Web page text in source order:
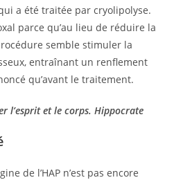
a été traitée par cryolipolyse.
parce qu’au lieu de réduire la
semble stimuler la
entraînant un renflement
qu’avant le traitement.
l’esprit et le corps. Hippocrate
de l’HAP n’est pas encore